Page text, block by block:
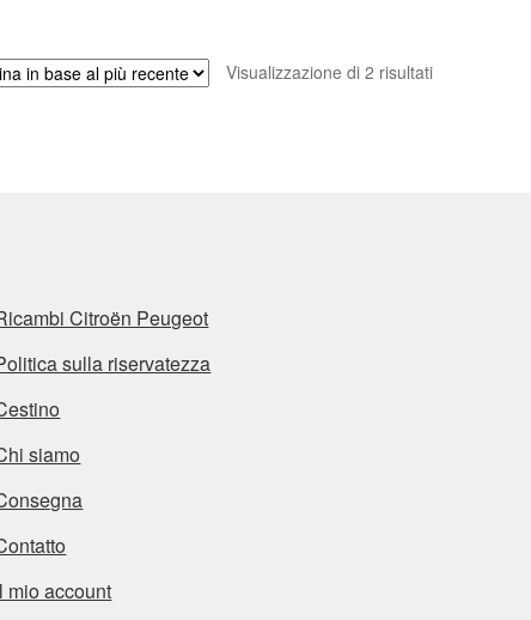
Visualizzazione di 2 risultatiOrdina
Citroën Peugeot
sulla riservatezza
siamo
mio account